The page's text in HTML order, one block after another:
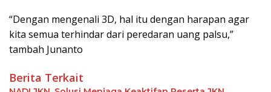
“Dengan mengenali 3D, hal itu dengan harapan agar
kita semua terhindar dari peredaran uang palsu,”
tambah Junanto
Berita Terkait